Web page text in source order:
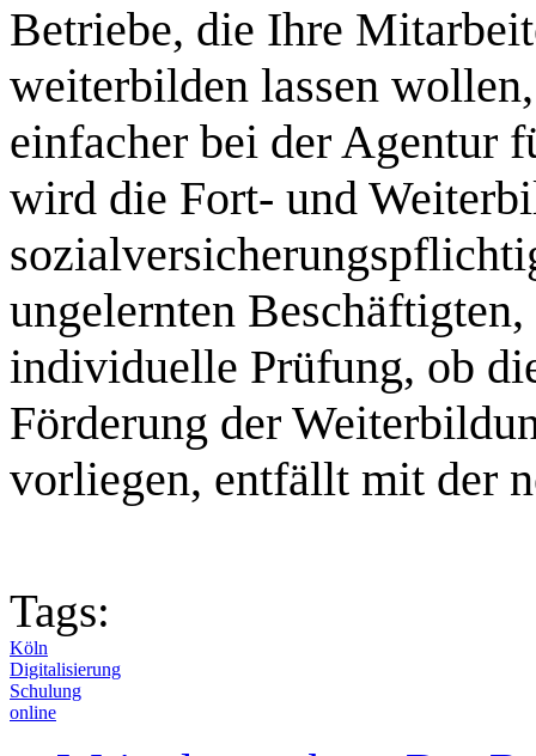
Betriebe, die Ihre
weiterbilden lassen
einfacher bei der Agentur
wird die Fort- und
ungelernten
individuelle Prüfung, ob
Förderung der
vorliegen, entfällt mit der
Tags:
Köln
Digitalisierung
Schulung
online